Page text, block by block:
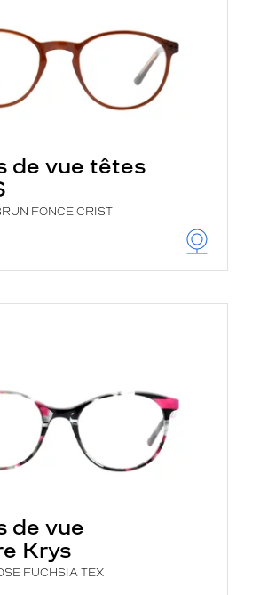
de vue têtes
FONCE CRIST
de vue
Krys
FUCHSIA TEX